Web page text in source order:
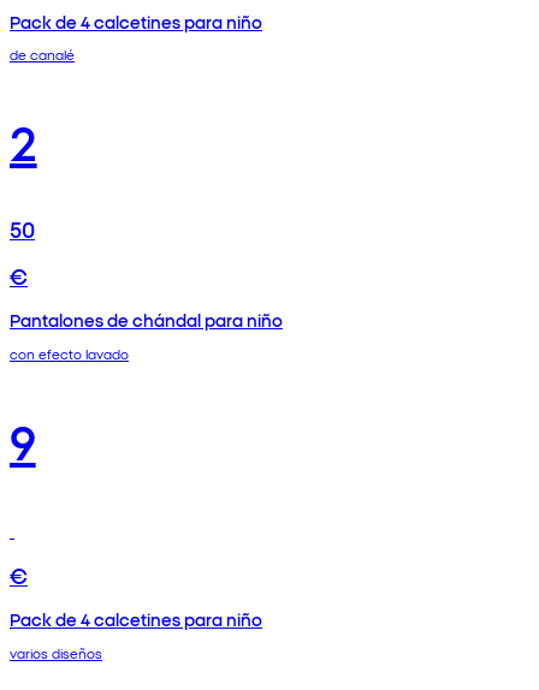
Pack de 4 calcetines para niño
de canalé
2
50
€
Pantalones de chándal para niño
con efecto lavado
9
€
Pack de 4 calcetines para niño
varios diseños